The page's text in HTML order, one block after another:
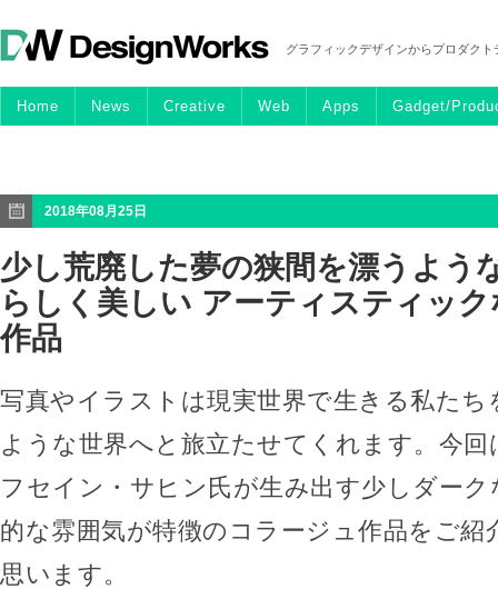
グラフィックデザインからプロダク
Home News Creative Web Apps Gadget/
2018年08月25日
少し荒廃した夢の狭間を漂うよう
らしく美しい アーティスティッ
作品
写真やイラストは現実世界で生きる私たち
ような世界へと旅立たせてくれます。今
フセイン・サヒン氏が生み出す少しダーク
的な雰囲気が特徴のコラージュ作品をご紹
思います。